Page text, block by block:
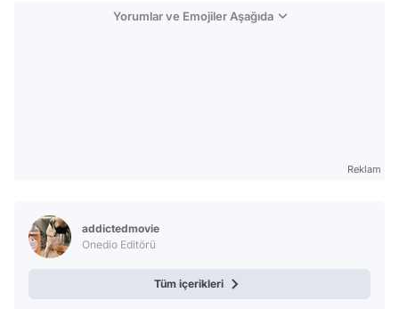
Yorumlar ve Emojiler Aşağıda
Reklam
addictedmovie
Onedio Editörü
Tüm içerikleri